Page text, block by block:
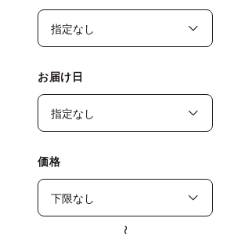
お届け日
価格
〜